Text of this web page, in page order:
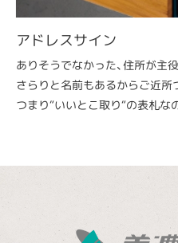
アドレスサイン
ありそうでなかった、住所が主役
さらりと名前もあるからご近所
つまり“いいとこ取り“の表札な